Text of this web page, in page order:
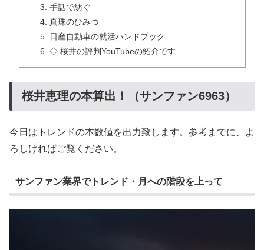
手話で紡ぐ
真珠のひみつ
日産自動車の就活ハンドブック
◇ 桜井の評判YouTubeの紹介です
桜井恵理の本算出！（サンファン6963）
今日はトレンドの本数値を出力致します。参考までに、よ
ろしければご覧ください。
サンファン業界でトレンド・月への階段を上って